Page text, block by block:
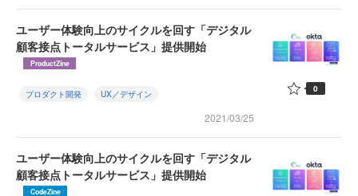
ユーザー体験向上のサイクルを回す「デジタル
顧客接点トータルサービス」提供開始
ProductZine
プロダクト開発 UX／デザイン
2021/03/25
0
ユーザー体験向上のサイクルを回す「デジタル
顧客接点トータルサービス」提供開始
CodeZine